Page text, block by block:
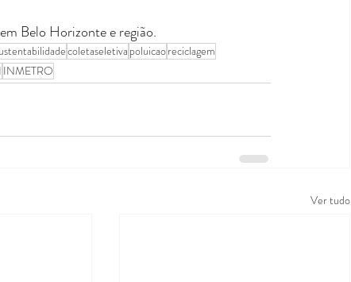
Belo Horizonte e região.
coletaseletiva poluicaoreciclagem
INMETRO
Ver tudo